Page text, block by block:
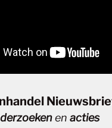
en acties